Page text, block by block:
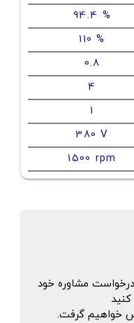
94.4 %
110 %
0.8
4
1
380 V
1500 rpm
مشاوره خود
کنید
خواهیم گرفت.